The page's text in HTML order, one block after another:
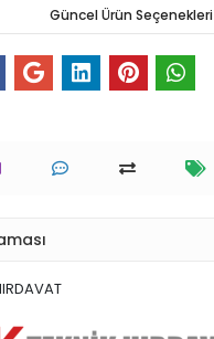
Güncel Ürün Seçenekleri